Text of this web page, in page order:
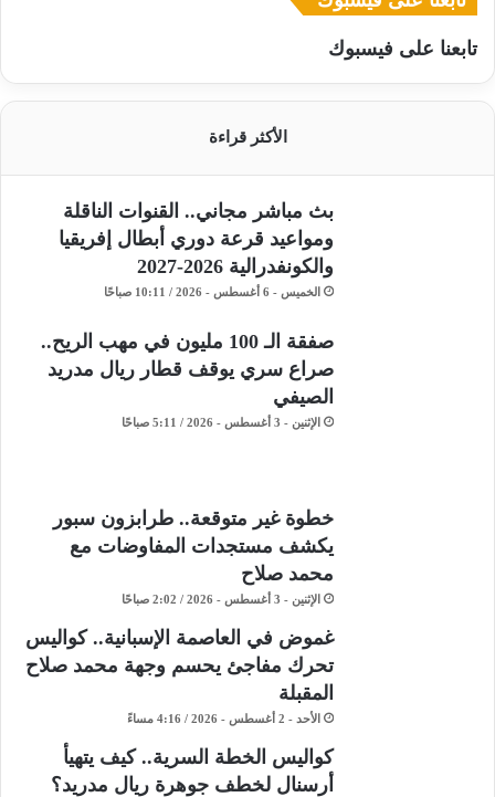
تابعنا على فيسبوك
الأكثر قراءة
بث مباشر مجاني.. القنوات الناقلة
ومواعيد قرعة دوري أبطال إفريقيا
والكونفدرالية 2026-2027
الخميس - 6 أغسطس - 2026 / 10:11 صباحًا
صفقة الـ 100 مليون في مهب الريح..
صراع سري يوقف قطار ريال مدريد
الصيفي
الإثنين - 3 أغسطس - 2026 / 5:11 صباحًا
خطوة غير متوقعة.. طرابزون سبور
يكشف مستجدات المفاوضات مع
محمد صلاح
الإثنين - 3 أغسطس - 2026 / 2:02 صباحًا
غموض في العاصمة الإسبانية.. كواليس
تحرك مفاجئ يحسم وجهة محمد صلاح
المقبلة
الأحد - 2 أغسطس - 2026 / 4:16 مساءً
كواليس الخطة السرية.. كيف يتهيأ
أرسنال لخطف جوهرة ريال مدريد؟